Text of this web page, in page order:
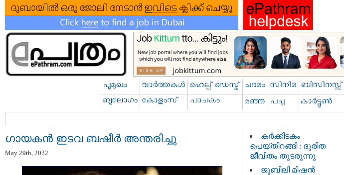
ഗായകന്‍ ഇടവ ബഷീര്‍ അന്തരിച്ചു
May 29th, 2022
കർക്കിടകം
പെയ്തിറങ്ങി : ദുരിത
ജീവിതം തുടരുന്നു
ജൂബിലി മിഷൻ